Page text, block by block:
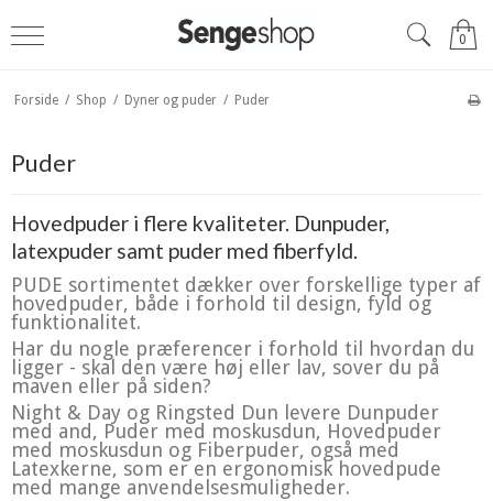
0
Forside / Shop / Dyner og puder / Puder
Puder
Hovedpuder i flere kvaliteter. Dunpuder,
latexpuder samt puder med fiberfyld.
PUDE sortimentet dækker over forskellige typer af
hovedpuder, både i forhold til design, fyld og
funktionalitet.
Har du nogle præferencer i forhold til hvordan du
ligger - skal den være høj eller lav, sover du på
maven eller på siden?
Night & Day og Ringsted Dun levere Dunpuder
med and, Puder med moskusdun, Hovedpuder
med moskusdun og Fiberpuder, også med
Latexkerne, som er en ergonomisk hovedpude
med mange anvendelsesmuligheder.